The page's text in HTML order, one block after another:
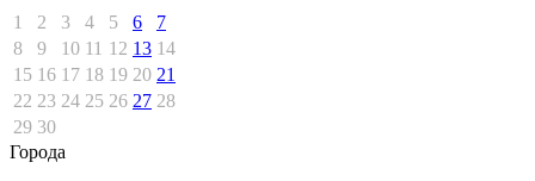
1 2 3 4 5 6
7
8
9 10 11 12 13 14
15 16 17 18 19 20 21
22 23 24 25 26 27 28
29 30
Города